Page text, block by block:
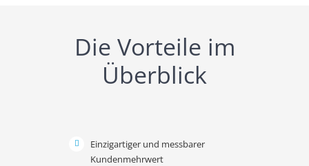
Die Vorteile im
Überblick
Einzigartiger und messbarer
Kundenmehrwert